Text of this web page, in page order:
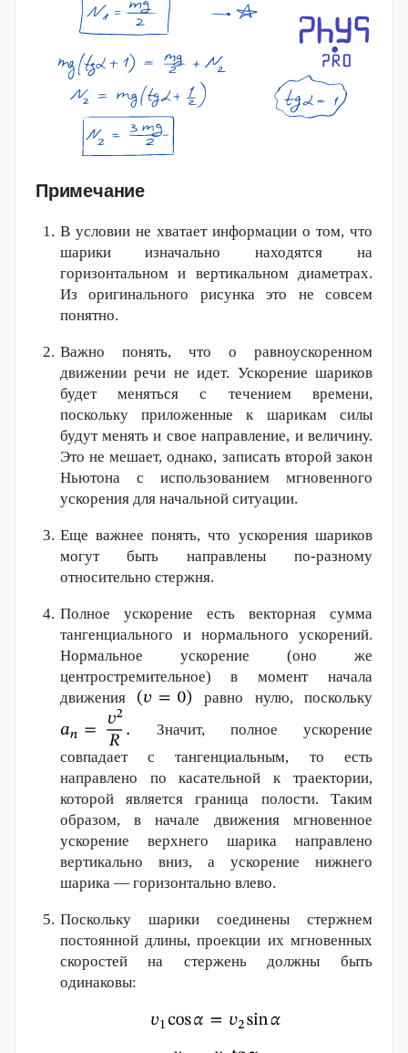
Примечание
В условии не хватает информации о том, что
шарики изначально находятся на
горизонтальном и вертикальном диаметрах.
Из оригинального рисунка это не совсем
понятно.
Важно понять, что о равноускоренном
движении речи не идет. Ускорение шариков
будет меняться с течением времени,
поскольку приложенные к шарикам силы
будут менять и свое направление, и величину.
Это не мешает, однако, записать второй закон
Ньютона с использованием мгновенного
ускорения для начальной ситуации.
Еще важнее понять, что ускорения шариков
могут быть направлены по-разному
относительно стержня.
Полное ускорение есть векторная сумма
тангенциального и нормального ускорений.
Нормальное ускорение (оно же
центростремительное) в момент начала
движения
равно нулю, поскольку
Значит, полное ускорение
совпадает с тангенциальным, то есть
направлено по касательной к траектории,
которой является граница полости. Таким
образом, в начале движения мгновенное
ускорение верхнего шарика направлено
вертикально вниз, а ускорение нижнего
шарика — горизонтально влево.
Поскольку шарики соединены стержнем
постоянной длины, проекции их мгновенных
скоростей на стержень должны быть
одинаковы: